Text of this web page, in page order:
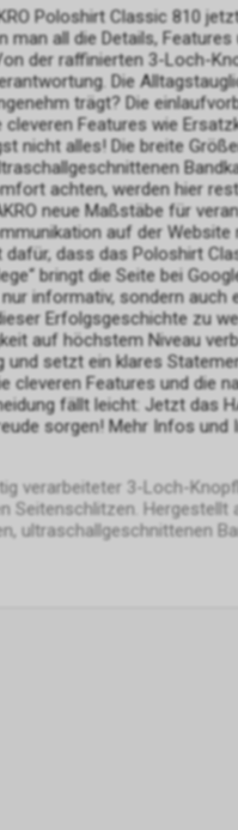
Poloshirt Classic 810
man all die Details,
der raffinierten 3-Loch-
Die
trägt? Die
cleveren Features wie
nicht alles! Die breite
achten, werden hier
neue Maßstäbe für
auf der
dass das Poloshirt
bringt die Seite bei
informativ, sondern
Erfolgsgeschichte zu
auf höchstem Niveau
und setzt ein klares
cleveren Features und
fällt leicht: Jetzt das
sorgen! Mehr Infos
verarbeiteter 3-Loch-
Seitenschlitzen.
ultraschallgeschnittenen